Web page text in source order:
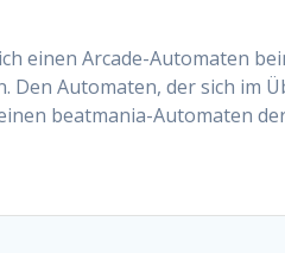
einen Arcade-Automaten
Automaten, der sich im
beatmania-Automaten